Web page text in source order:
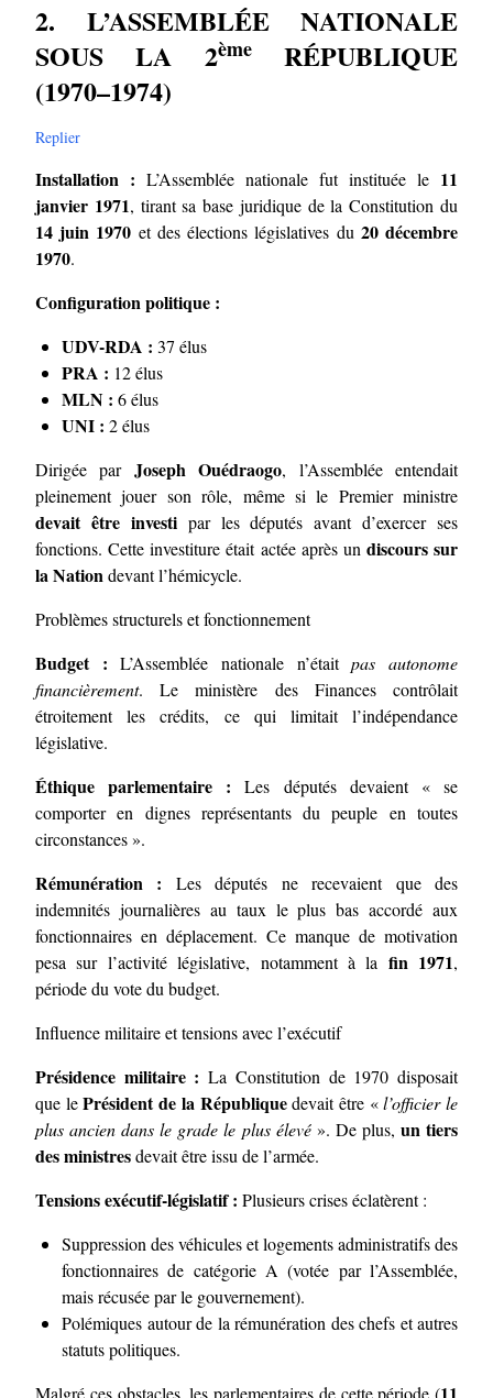
2. L’ASSEMBLÉE NATIONALE
SOUS LA 2èmeRÉPUBLIQUE
(1970–1974)
Replier
Installation : L’Assemblée nationale fut instituée le 11
janvier 1971, tirant sa base juridique de la Constitution du
14 juin 1970 et des élections législatives du 20 décembre
1970.
Configuration politique :
UDV-RDA : 37 élus
PRA : 12 élus
MLN : 6 élus
UNI : 2 élus
Dirigée par Joseph Ouédraogo, l’Assemblée entendait
pleinement jouer son rôle, même si le Premier ministre
devait être investipar les députés avant d’exercer ses
fonctions. Cette investiture était actée après un discours sur
la Nationdevant l’hémicycle.
Problèmes structurels et fonctionnement
Budget : L’Assemblée nationale n’étaitpas autonome
financièrement. Le ministère des Finances contrôlait
étroitement les crédits, ce qui limitait l’indépendance
législative.
Éthique parlementaire : Les députés devaient « se
comporter en dignes représentants du peuple en toutes
circonstances ».
Rémunération : Les députés ne recevaient que des
indemnités journalières au taux le plus bas accordé aux
fonctionnaires en déplacement. Ce manque de motivation
pesa sur l’activité législative, notamment à la fin 1971,
période du vote du budget.
Influence militaire et tensions avec l’exécutif
Présidence militaire : La Constitution de 1970 disposait
que lePrésident de la Républiquedevait être «l’officier le
plus ancien dans le grade le plus élevé». De plus, un tiers
des ministresdevait être issu de l’armée.
Tensions exécutif-législatif : Plusieurs crises éclatèrent :
Suppression des véhicules et logements administratifs des
fonctionnaires de catégorie A (votée par l’Assemblée,
mais récusée par le gouvernement).
Polémiques autour de la rémunération des chefs et autres
statuts politiques.
Malgré ces obstacles, les parlementaires de cette période (